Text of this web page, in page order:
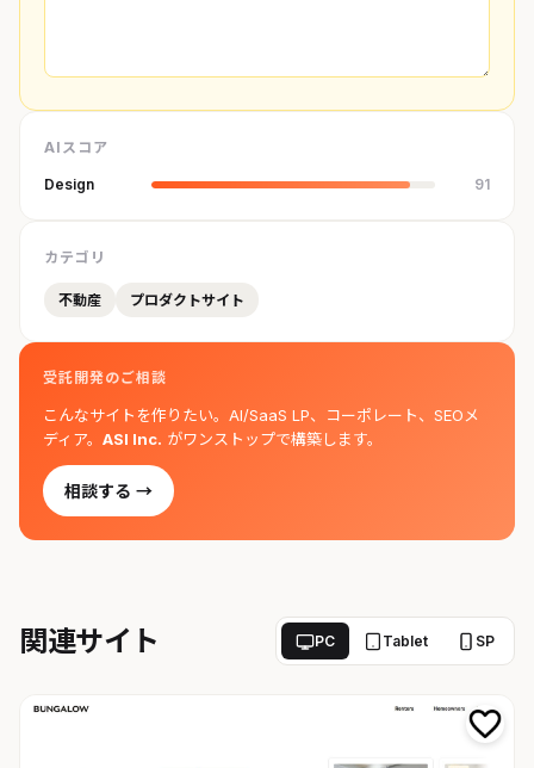
AIスコア
Design 91
カテゴリ
不動産 プロダクトサイト
受託開発のご相談
こんなサイトを作りたい。AI/SaaS LP、コーポレート、SEOメ
ディア。 ASI Inc. がワンストップで構築します。
相談する →
関連サイト PC Tablet SP